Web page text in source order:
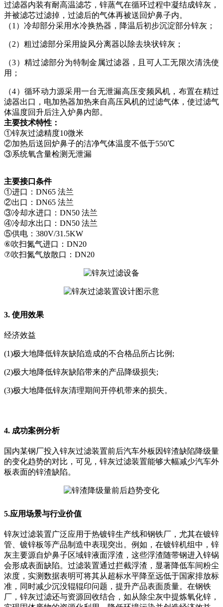
过滤器内装有耐高温滤芯，锌蒸气在循环过程中凝结成锌灰，
并被滤芯过滤掉，过滤后的气体再被送回炉鼻子内。
（1）冷却部分采用水冷换热器，降温后初步沉淀部分锌灰；
（2）粗过滤部分采用旋风分离器以除去块状锌灰；
（3）精过滤部分为特制金属过滤器，且可人工无限次清洗使
用；
（4）循环动力源采用一台无泄漏高压变频风机，布置在精过
滤器出口，电加热器加热来自高压风机的过滤气体，使过滤气
体温度回升后注入炉鼻内部。
主要技术特性：
①锌灰过滤精度10微米
②加热后送回炉鼻子的洁净气体温度不低于550℃
③系统氧含量检测无泄漏
主要接口条件
①进口：DN65 法兰
②出口：DN65 法兰
③冷却水进口：DN50 法兰
④冷却水出口：DN50 法兰
⑤供电：380V/31.5KW
⑥吹扫氮气进口：DN20
⑦吹扫氮气放散口：DN20
3. 使用效果
经济效益
(1)极大地降低锌灰缺陷造成的不合格品所占比例;
(2)极大地降低锌灰缺陷带来的产品降级损失;
(3)极大地降低锌灰清理期间开停机带来的损失。
4. 成功案例分析
国内某钢厂投入锌灰过滤装置前后汽车外板因锌渣缺陷降级量
的变化趋势的对比，可见，锌灰过滤装置能够大幅减少汽车外
板表面的锌渣缺陷。
5.应用场景与行业价值
锌灰过滤装置广泛应用于热镀锌生产线和钢铁厂，尤其在镀锌
管、镀锌板等产品制造中表现突出。例如，在镀锌机组中，锌
灰主要源自炉鼻子区域锌液面浮渣，这些浮渣随带钢进入锌锅
会形成表面缺陷。过滤装置通过拦截浮渣，显著降低车间粉尘
浓度，实测数据表明可将其从超标水平降至远低于国家排放标
准，同时减少沉没辊辊印问题，提升产品表面质量。在钢铁
厂，锌灰过滤还与资源回收结合，如从除尘灰中提炼氧化锌，